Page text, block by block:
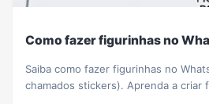
Como fazer figurinhas no
Saiba como fazer figurinhas no
chamados stickers). Aprenda a criar